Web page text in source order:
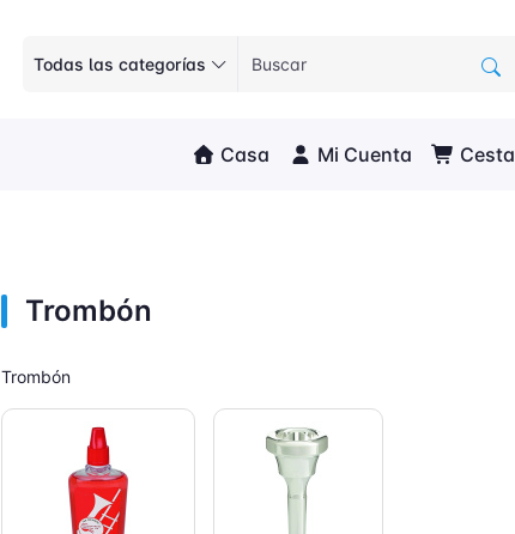
Todas las categorías
Casa Mi Cuenta Cesta
Trombón
Trombón